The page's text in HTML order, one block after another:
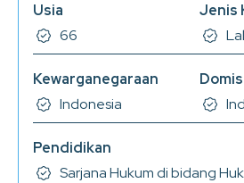
Usia
66
Jenis
Kewarganegaraan
Indonesia
Pendidikan
Sarjana Hukum di bidang